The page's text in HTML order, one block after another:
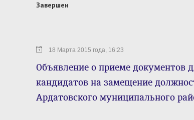
Завершен
18 Марта 2015 года, 16:23
Объявление о приеме документов
кандидатов на замещение
Ардатовского муниципального